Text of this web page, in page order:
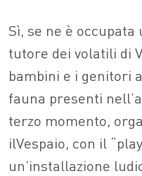
Sì, se ne è
tutore dei volatili di
bambini e i genitori
fauna presenti
terzo momento,
ilVespaio, con il
un’installazione